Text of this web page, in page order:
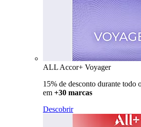
ALL Accor+ Voyager
15% de desconto durante todo
em +30 marcas
Descobrir